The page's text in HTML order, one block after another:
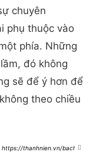
chuyên
phụ thuộc vào
phía. Những
đó không
sẽ để ý hơn để
theo chiều
https://thanhnien.vn/bach-